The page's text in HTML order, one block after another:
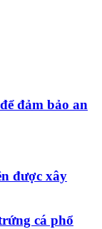
đảm bảo an
được xây
cá phổ